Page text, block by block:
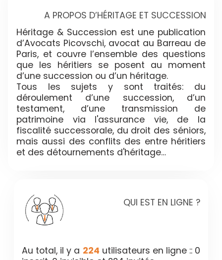
A PROPOS D’HÉRITAGE ET SUCCESSION
Héritage & Succession est une publication
d’Avocats Picovschi, avocat au Barreau de
Paris, et couvre l’ensemble des questions
que les héritiers se posent au moment
d’une succession ou d’un héritage.
Tous les sujets y sont traités: du
déroulement d’une succession, d’un
testament, d’une transmission de
patrimoine via l'assurance vie, de la
fiscalité successorale, du droit des séniors,
mais aussi des conflits des entre héritiers
et des détournements d'héritage…
QUI EST EN LIGNE ?
Au total, il y a 224 utilisateurs en ligne :: 0